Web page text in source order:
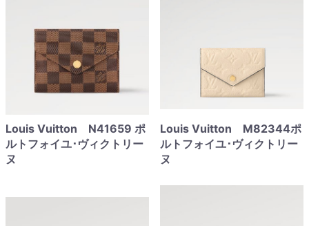
Louis Vuitton N41659 ポ
ルトフォイユ･ヴィクトリー
ヌ
Louis Vuitton M82344ポ
ルトフォイユ･ヴィクトリー
ヌ